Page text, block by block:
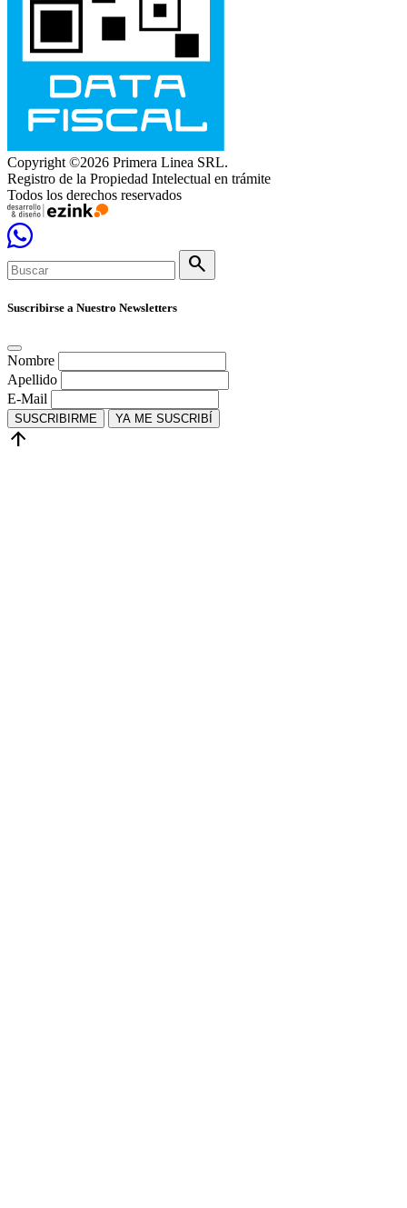
Copyright ©2026 Primera Linea SRL.
Registro de la Propiedad Intelectual en trámite
Todos los derechos reservados
search
Suscribirse a Nuestro Newsletters
Nombre
Apellido
E-Mail
SUSCRIBIRME YA ME SUSCRIBÍ
arrow_upward